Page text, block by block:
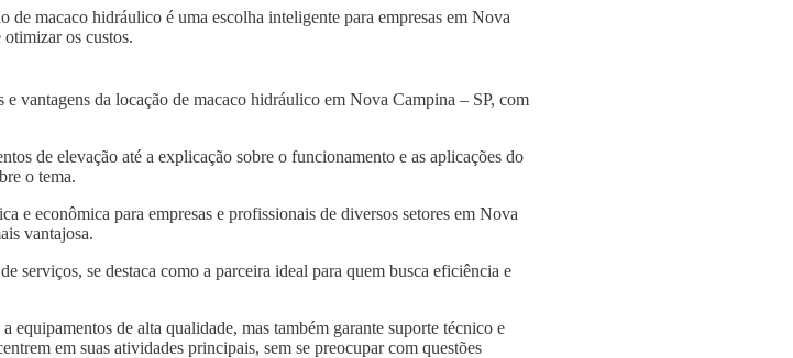
de macaco hidráulico é uma escolha inteligente para empresas em Nova
os custos.
vantagens da locação de macaco hidráulico em Nova Campina – SP, com
de elevação até a explicação sobre o funcionamento e as aplicações do
o tema.
e econômica para empresas e profissionais de diversos setores em Nova
vantajosa.
serviços, se destaca como a parceira ideal para quem busca eficiência e
equipamentos de alta qualidade, mas também garante suporte técnico e
em suas atividades principais, sem se preocupar com questões